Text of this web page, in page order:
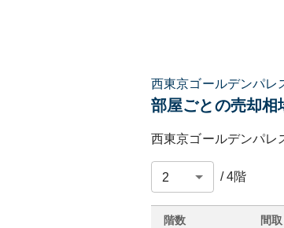
西東京ゴールデンパレ
部屋ごとの売却相
西東京ゴールデンパレ
/4階
階数 間取